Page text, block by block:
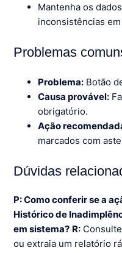
Mantenha os
inconsistências
Problemas
Problema: Botão
Causa provável:
obrigatório.
Ação
marcados com
Dúvidas
P: Como conferir se a
Histórico de
em sistema? R:
ou extraia um relatório